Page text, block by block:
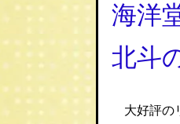
海洋
北斗
大好評の